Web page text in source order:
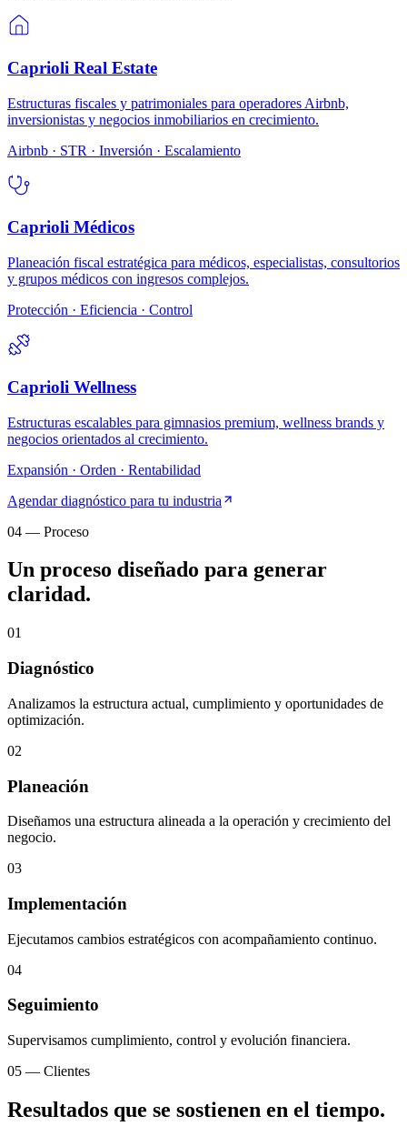
Caprioli Real Estate
Estructuras fiscales y patrimoniales para operadores Airbnb,
inversionistas y negocios inmobiliarios en crecimiento.
Airbnb · STR · Inversión · Escalamiento
Caprioli Médicos
Planeación fiscal estratégica para médicos, especialistas, consultorios
y grupos médicos con ingresos complejos.
Protección · Eficiencia · Control
Caprioli Wellness
Estructuras escalables para gimnasios premium, wellness brands y
negocios orientados al crecimiento.
Expansión · Orden · Rentabilidad
Agendar diagnóstico para tu industria
04 — Proceso
Un proceso diseñado para generar
claridad.
01
Diagnóstico
Analizamos la estructura actual, cumplimiento y oportunidades de
optimización.
02
Planeación
Diseñamos una estructura alineada a la operación y crecimiento del
negocio.
03
Implementación
Ejecutamos cambios estratégicos con acompañamiento continuo.
04
Seguimiento
Supervisamos cumplimiento, control y evolución financiera.
05 — Clientes
Resultados que se sostienen en el tiempo.